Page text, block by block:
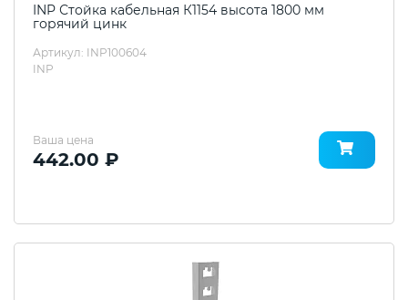
INP Стойка кабельная К1154 высота 1800 мм
горячий цинк
Артикул: INP100604
INP
Ваша цена
442.00 ₽